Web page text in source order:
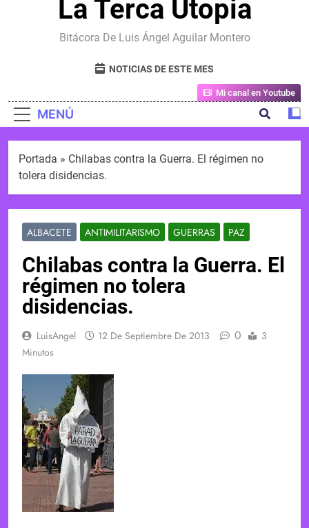
La Terca Utopia
Bitácora De Luis Ángel Aguilar Montero
NOTICIAS DE ESTE MES
MENÚ
Mi canal en Youtube
Portada » Chilabas contra la Guerra. El régimen no
tolera disidencias.
ALBACETE ANTIMILITARISMO GUERRAS PAZ
Chilabas contra la Guerra. El
régimen no tolera
disidencias.
LuisAngel 12 De Septiembre De 2013 0
3
Minutos